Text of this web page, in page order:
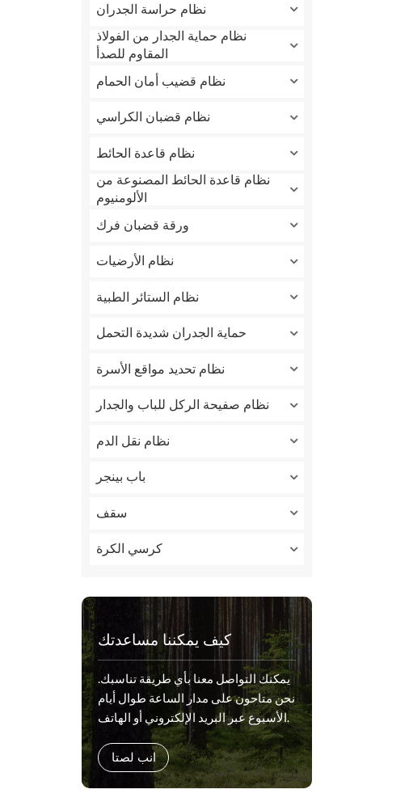
نظام حراسة الجدران
نظام حماية الجدار من الفولاذ
المقاوم للصدأ
نظام قضيب أمان الحمام
نظام قضبان الكراسي
نظام قاعدة الحائط
نظام قاعدة الحائط المصنوعة من
الألومنيوم
ورقة قضبان فرك
نظام الأرضيات
نظام الستائر الطبية
حماية الجدران شديدة التحمل
نظام تحديد مواقع الأسرة
نظام صفيحة الركل للباب والجدار
نظام نقل الدم
باب بينجر
سقف
كرسي الكرة
كيف يمكننا مساعدتك
يمكنك التواصل معنا بأي طريقة تناسبك.
نحن متاحون على مدار الساعة طوال أيام
الأسبوع عبر البريد الإلكتروني أو الهاتف.
انب لصتا